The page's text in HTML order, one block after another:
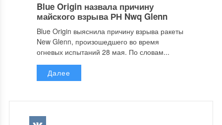
Blue Origin назвала причину
майского взрыва РН Nwq Glenn
Blue Origin выяснила причину взрыва ракеты
New Glenn, произошедшего во время
огневых испытаний 28 мая. По словам...
Далее